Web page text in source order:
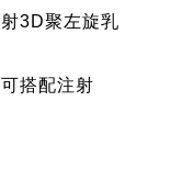
3D聚左旋乳
搭配注射